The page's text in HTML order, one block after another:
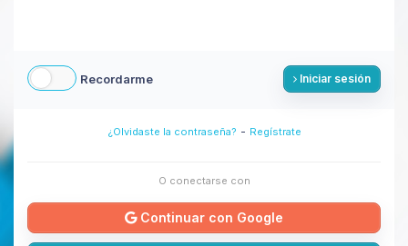
Recordarme Iniciar sesión
¿Olvidaste la contraseña? - Regístrate
O conectarse con
Continuar con Google